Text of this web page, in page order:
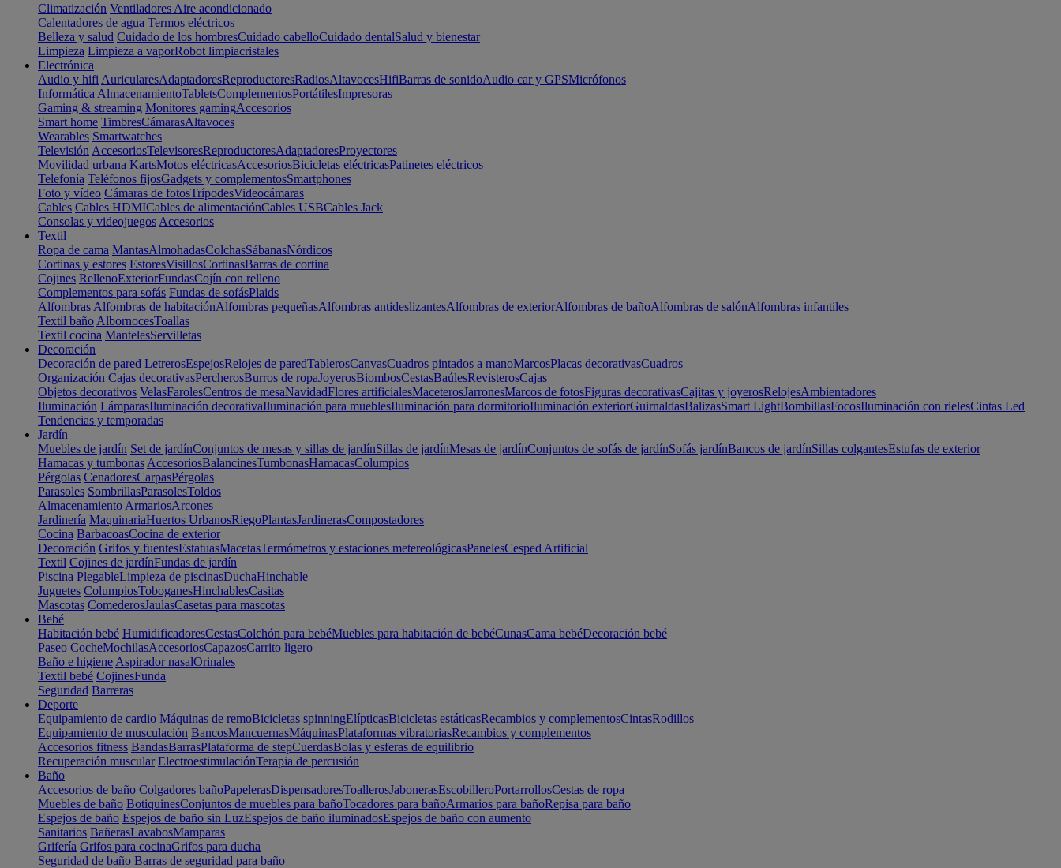
Climatización Ventiladores Aire acondicionado
Calentadores de agua Termos eléctricos
Belleza y salud Cuidado de los hombresCuidado cabelloCuidado dentalSalud y bienestar
Limpieza Limpieza a vaporRobot limpiacristales
Electrónica
Audio y hifi AuricularesAdaptadoresReproductoresRadiosAltavocesHifiBarras de sonidoAudio car y GPSMicrófonos
Informática AlmacenamientoTabletsComplementosPortátilesImpresoras
Gaming & streaming Monitores gamingAccesorios
Smart home TimbresCámarasAltavoces
Wearables Smartwatches
Televisión AccesoriosTelevisoresReproductoresAdaptadoresProyectores
Movilidad urbana KartsMotos eléctricasAccesoriosBicicletas eléctricasPatinetes eléctricos
Telefonía Teléfonos fijosGadgets y complementosSmartphones
Foto y vídeo Cámaras de fotosTrípodesVideocámaras
Cables Cables HDMICables de alimentaciónCables USBCables Jack
Consolas y videojuegos Accesorios
Textil
Ropa de cama MantasAlmohadasColchasSábanasNórdicos
Cortinas y estores EstoresVisillosCortinasBarras de cortina
Cojines RellenoExteriorFundasCojín con relleno
Complementos para sofás Fundas de sofásPlaids
Alfombras Alfombras de habitaciónAlfombras pequeñasAlfombras antideslizantesAlfombras de exteriorAlfombras de bañoAlfombras de salónAlfombras infantiles
Textil baño AlbornocesToallas
Textil cocina MantelesServilletas
Decoración
Decoración de pared LetrerosEspejosRelojes de paredTablerosCanvasCuadros pintados a manoMarcosPlacas decorativasCuadros
Organización Cajas decorativasPercherosBurros de ropaJoyerosBiombosCestasBaúlesRevisterosCajas
Objetos decorativos VelasFarolesCentros de mesaNavidadFlores artificialesMaceterosJarronesMarcos de fotosFiguras decorativasCajitas y joyerosRelojesAmbientadores
Iluminación LámparasIluminación decorativaIluminación para mueblesIluminación para dormitorioIluminación exteriorGuirnaldasBalizasSmart LightBombillasFocosIluminación con rielesCintas Led
Tendencias y temporadas
Jardín
Muebles de jardín Set de jardínConjuntos de mesas y sillas de jardínSillas de jardínMesas de jardínConjuntos de sofás de jardínSofás jardínBancos de jardínSillas colgantesEstufas de exterior
Hamacas y tumbonas AccesoriosBalancinesTumbonasHamacasColumpios
Pérgolas CenadoresCarpasPérgolas
Parasoles SombrillasParasolesToldos
Almacenamiento ArmariosArcones
Jardinería MaquinariaHuertos UrbanosRiegoPlantasJardinerasCompostadores
Cocina BarbacoasCocina de exterior
Decoración Grifos y fuentesEstatuasMacetasTermómetros y estaciones metereológicasPanelesCesped Artificial
Textil Cojines de jardínFundas de jardín
Piscina PlegableLimpieza de piscinasDuchaHinchable
Juguetes ColumpiosToboganesHinchablesCasitas
Mascotas ComederosJaulasCasetas para mascotas
Bebé
Habitación bebé HumidificadoresCestasColchón para bebéMuebles para habitación de bebéCunasCama bebéDecoración bebé
Paseo CocheMochilasAccesoriosCapazosCarrito ligero
Baño e higiene Aspirador nasalOrinales
Textil bebé CojinesFunda
Seguridad Barreras
Deporte
Equipamiento de cardio Máquinas de remoBicicletas spinningElípticasBicicletas estáticasRecambios y complementosCintasRodillos
Equipamiento de musculación BancosMancuernasMáquinasPlataformas vibratoriasRecambios y complementos
Accesorios fitness BandasBarrasPlataforma de stepCuerdasBolas y esferas de equilibrio
Recuperación muscular ElectroestimulaciónTerapia de percusión
Baño
Accesorios de baño Colgadores bañoPapelerasDispensadoresToallerosJabonerasEscobilleroPortarrollosCestas de ropa
Muebles de baño BotiquinesConjuntos de muebles para bañoTocadores para bañoArmarios para bañoRepisa para baño
Espejos de baño Espejos de baño sin LuzEspejos de baño iluminadosEspejos de baño con aumento
Sanitarios BañerasLavabosMamparas
Grifería Grifos para cocinaGrifos para ducha
Seguridad de baño Barras de seguridad para baño